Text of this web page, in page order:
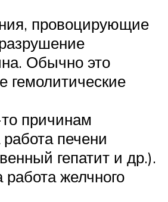
провоцирующие
Обычно это
гемолитические
причинам
печени
гепатит и др.).
желчного